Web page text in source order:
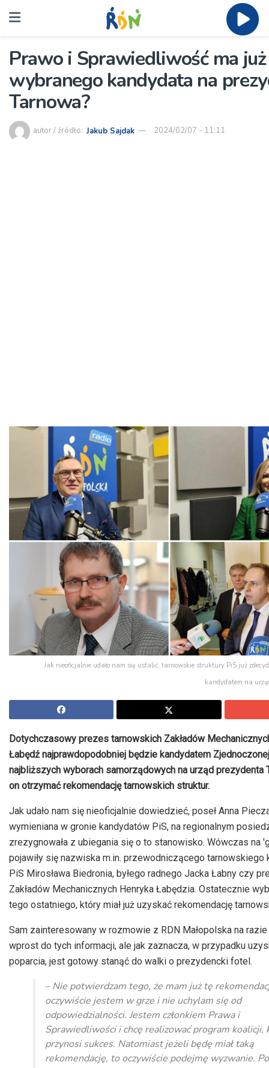
Prawo i Sprawiedliwość ma już
wybranego kandydata na
Tarnowa?
autor / źródło: Jakub Sajdak 2024/02/07 - 11:11
Jak nieoficjalnie udało nam się ustalić, tarnowskie struktury PiS już
kandydatem na
Dotychczasowy prezes tarnowskich Zakładów
Łabędź najprawdopodobniej będzie kandydatem
najbliższych wyborach samorządowych na urząd prezydenta
on otrzymać rekomendację tarnowskich struktur.
Jak udało nam się nieoficjalnie dowiedzieć, poseł Anna
wymieniana w gronie kandydatów PiS, na regionalnym
zrezygnowała z ubiegania się o to stanowisko. Wówczas na
pojawiły się nazwiska m.in. przewodniczącego tarnowskiego
PiS Mirosława Biedronia, byłego radnego Jacka Łabny czy
Zakładów Mechanicznych Henryka Łabędzia. Ostatecznie
tego ostatniego, który miał już uzyskać rekomendację
Sam zainteresowany w rozmowie z RDN Małopolska na
wprost do tych informacji, ale jak zaznacza, w przypadku
poparcia, jest gotowy stanąć do walki o prezydencki fotel.
– Nie potwierdzam tego, że mam już tę
oczywiście jestem w grze i nie uchylam się od
odpowiedzialności. Jestem członkiem Prawa i
Sprawiedliwości i chcę realizować program koalicji,
przynosi sukces. Natomiast jeżeli będę miał taką
rekomendację, to oczywiście podejmę wyzwanie.